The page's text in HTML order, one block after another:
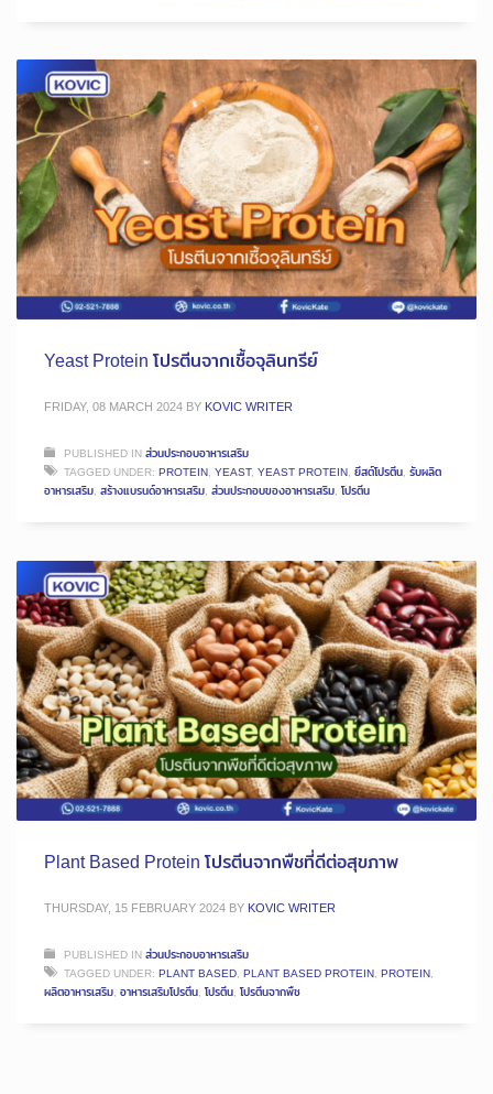
Yeast Protein โปรตีนจากเชื้อจุลินทรีย์
FRIDAY, 08 MARCH 2024 BY KOVIC WRITER
PUBLISHED INส่วนประกอบอาหารเสริม
TAGGED UNDER: PROTEIN, YEAST, YEAST PROTEIN, ยีสต์โปรตีน, รับผลิต
อาหารเสริม, สร้างแบรนด์อาหารเสริม, ส่วนประกอบของอาหารเสริม, โปรตีน
Plant Based Protein โปรตีนจากพืชที่ดีต่อสุขภาพ
THURSDAY, 15 FEBRUARY 2024 BY KOVIC WRITER
PUBLISHED INส่วนประกอบอาหารเสริม
TAGGED UNDER: PLANT BASED, PLANT BASED PROTEIN, PROTEIN,
ผลิตอาหารเสริม, อาหารเสริมโปรตีน, โปรตีน, โปรตีนจากพืช